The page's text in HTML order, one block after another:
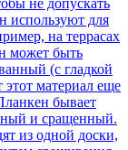
не допускать
используют для
на террасах
может быть
(с гладкой
этот материал еще
бывает
и сращенный.
из одной доски,